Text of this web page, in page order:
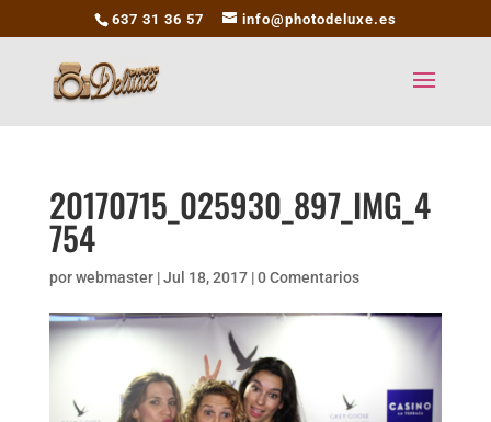
637 31 36 57 info@photodeluxe.es
20170715_025930_897_IMG_4
754
porwebmaster|Jul 18, 2017|0 Comentarios